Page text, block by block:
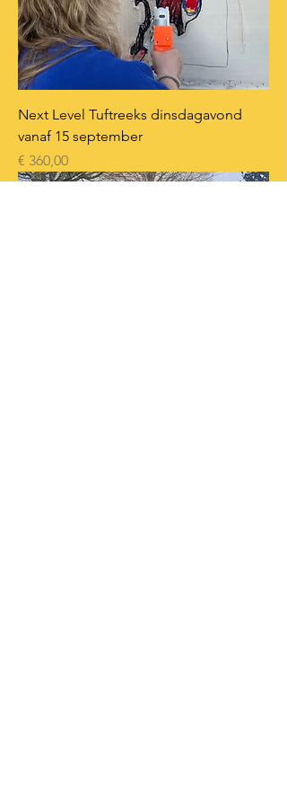
Next Level Tuftreeks dinsdagavond
vanaf 15 september
Prijs
€ 360,00